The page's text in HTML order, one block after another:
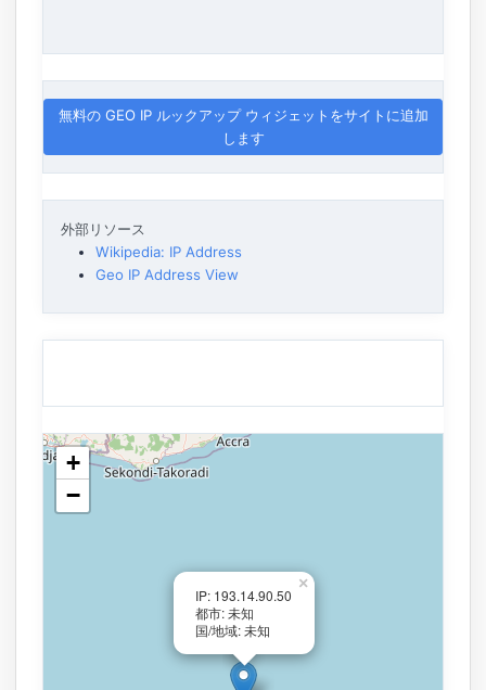
無料の GEO IP ルックアップ ウィジェットをサイトに追加
します
外部リソース
Wikipedia: IP Address
Geo IP Address View
IP: 193.14.90.50
都市: 未知
国/地域: 未知
×
+
−